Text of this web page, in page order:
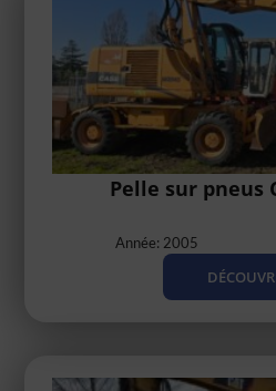
Pelle sur pneus
Année: 2005